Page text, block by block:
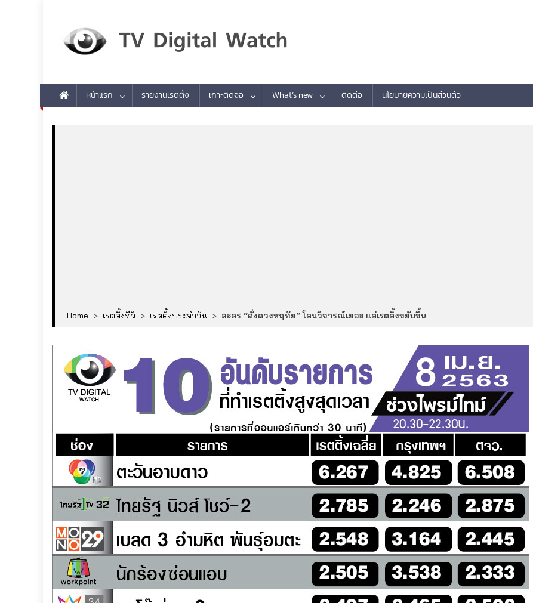
หน้าแรก รายงานเรตติ้ง เกาะติดจอ What’s new ติดต่อ นโยบายความเป็นส่วนตัว
Home > เรตติ้งทีวี > เรตติ้งประจำวัน > ละคร “ดั่งดวงหฤทัย” โดนวิจารณ์เยอะ แต่เรตติ้งขยับขึ้น